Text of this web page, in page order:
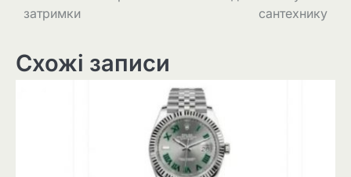
затримки
сантехнику
Схожі записи